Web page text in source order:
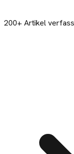
200+ Artikel